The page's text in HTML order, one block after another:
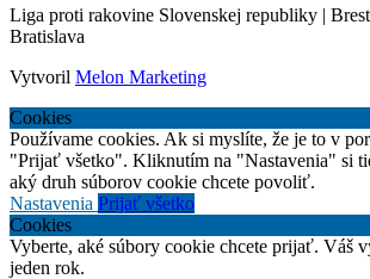
Liga proti rakovine Slovenskej republiky |
Bratislava
Vytvoril Melon Marketing
Cookies
Používame cookies. Ak si myslíte, že je to v
"Prijať všetko". Kliknutím na "Nastavenia" si
aký druh súborov cookie chcete povoliť.
Nastavenia Prijať všetko
Cookies
Vyberte, aké súbory cookie chcete prijať. Váš
jeden rok.